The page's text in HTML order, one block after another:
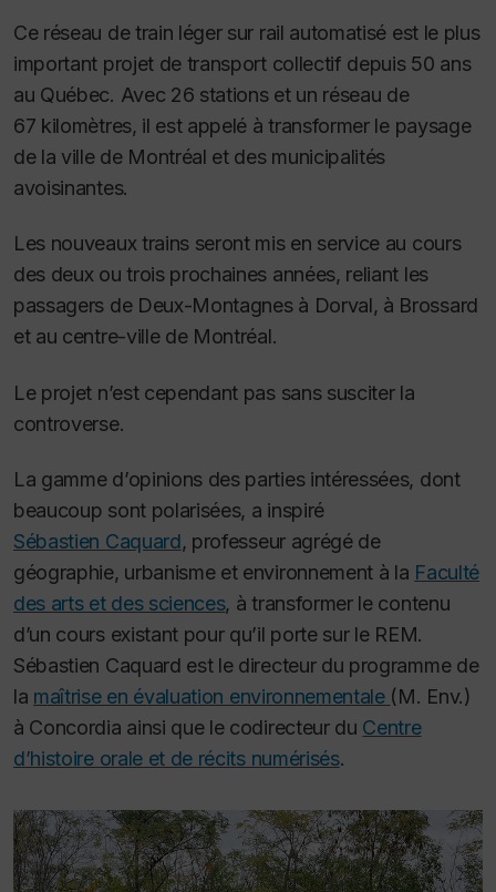
Ce réseau de train léger sur rail automatisé est le plus
important projet de transport collectif depuis 50 ans
au Québec. Avec 26 stations et un réseau de
67 kilomètres, il est appelé à transformer le paysage
de la ville de Montréal et des municipalités
avoisinantes.
Les nouveaux trains seront mis en service au cours
des deux ou trois prochaines années, reliant les
passagers de Deux-Montagnes à Dorval, à Brossard
et au centre-ville de Montréal.
Le projet n’est cependant pas sans susciter la
controverse.
La gamme d’opinions des parties intéressées, dont
beaucoup sont polarisées, a inspiré
Sébastien Caquard, professeur agrégé de
géographie, urbanisme et environnement à la Faculté
des arts et des sciences, à transformer le contenu
d’un cours existant pour qu’il porte sur le REM.
Sébastien Caquard est le directeur du programme de
la maîtrise en évaluation environnementale (M. Env.)
à Concordia ainsi que le codirecteur du Centre
d’histoire orale et de récits numérisés.